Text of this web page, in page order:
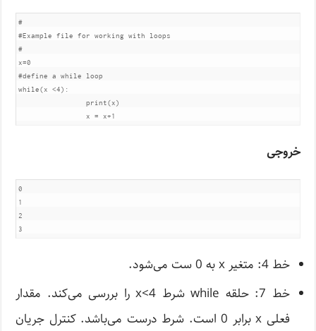
#
#Example file for working with loops
#
x=0
#define a while loop
while(x <4):
		print(x)
خروجی
0
1
2
خط 4: متغیر x به 0 ست می‌شود.
خط 7: حلقه while شرط x<4 را بررسی می‌کند. مقدار
فعلی x برابر 0 است. شرط درست می‌باشد. کنترل جریان